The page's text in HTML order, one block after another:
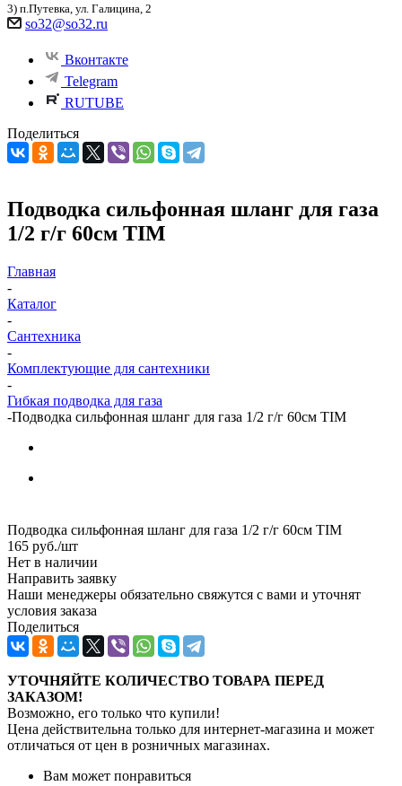
3) п.Путевка, ул. Галицина, 2
so32@so32.ru
Вконтакте
Telegram
RUTUBE
Поделиться
Подводка сильфонная шланг для газа
1/2 г/г 60см TIM
Главная
-
Каталог
-
Сантехника
-
Комплектующие для сантехники
-
Гибкая подводка для газа
-Подводка сильфонная шланг для газа 1/2 г/г 60см TIM
Подводка сильфонная шланг для газа 1/2 г/г 60см TIM
165 руб./шт
Нет в наличии
Направить заявку
Наши менеджеры обязательно свяжутся с вами и уточнят
условия заказа
Поделиться
УТОЧНЯЙТЕ КОЛИЧЕСТВО ТОВАРА ПЕРЕД
ЗАКАЗОМ!
Возможно, его только что купили!
Цена действительна только для интернет-магазина и может
отличаться от цен в розничных магазинах.
Вам может понравиться